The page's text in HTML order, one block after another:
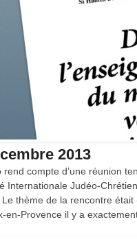
2013
compte d’une réunion
Internationale Judéo-
thème de la rencontre
en-Provence il y a